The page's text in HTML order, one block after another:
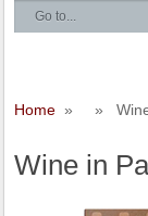
Home » » Wine
Wine in